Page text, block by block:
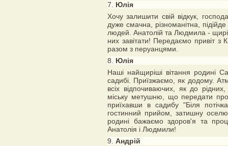
7. Юлія
Хочу залишити свій відкук,
дуже смачна, різноманітна,
людей. Анатолій та Людмила -
них завітати! Передаємо привіт
разом з перуанцями.
8. Юлія
Наші найщиріші вітання родині
садибі. Приїзжаємо, як додому.
всіх відпочиваючих, як до
міську метушню, що передати
приїхавши в садибу "Біля
гостинний прийом, затишну
родині бажаємо здоров'я та
Анатолія і Людмили!
9. Андрій